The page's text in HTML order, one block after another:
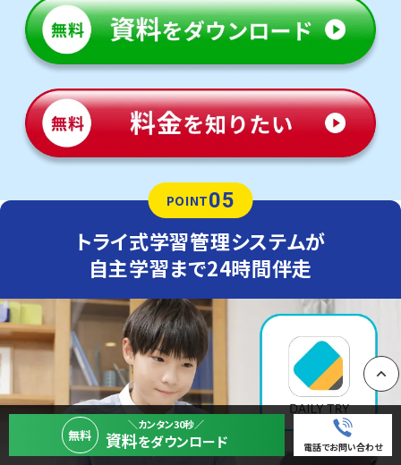
POINT05
トライ式学習管理システムが
自主学習まで24時間伴走
無料
＼カンタン30秒／
資料をダウンロード 電話でお問い合わせ